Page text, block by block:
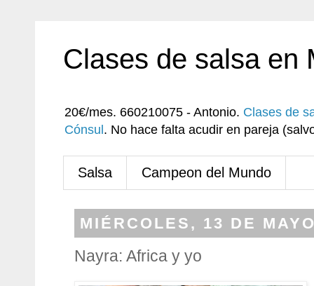
Clases de salsa en
20€/mes. 660210075 - Antonio. Clases de
Cónsul . No hace falta acudir en pareja
Salsa Campeon del Mundo
MIÉRCOLES, 13 DE
Nayra: Africa y yo